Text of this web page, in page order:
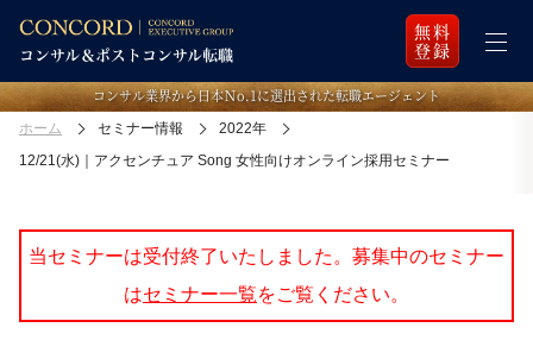
無料
登録
コンサル業界から日本Ｎo.1に選出された転職エージェント
ホーム セミナー情報
2022年
12/21(水)｜アクセンチュア Song 女性向けオンライン採用セミナー
当セミナーは受付終了いたしました。募集中のセミナー
はセミナー一覧をご覧ください。